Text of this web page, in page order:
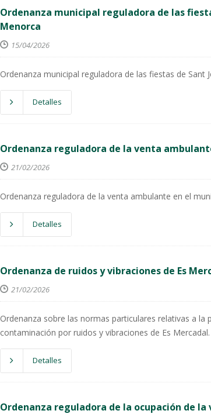
Ordenanza municipal reguladora de las
Menorca
15/04/2026
Ordenanza municipal reguladora de las fiestas de Sant
Detalles
Ordenanza reguladora de la venta
21/02/2026
Ordenanza reguladora de la venta ambulante en el
Detalles
Ordenanza de ruidos y vibraciones de Es
21/02/2026
Ordenanza sobre las normas particulares relativas a
contaminación por ruidos y vibraciones de Es Mercadal.
Detalles
Ordenanza reguladora de la ocupación de